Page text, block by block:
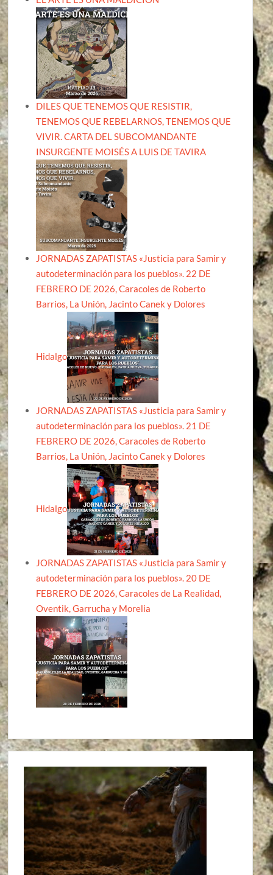
DILES QUE TENEMOS QUE RESISTIR,
TENEMOS QUE REBELARNOS, TENEMOS QUE
VIVIR. CARTA DEL SUBCOMANDANTE
INSURGENTE MOISÉS A LUIS DE TAVIRA
JORNADAS ZAPATISTAS «Justicia para Samir y
autodeterminación para los pueblos». 22 DE
FEBRERO DE 2026, Caracoles de Roberto
Barrios, La Unión, Jacinto Canek y Dolores
Hidalgo
JORNADAS ZAPATISTAS «Justicia para Samir y
autodeterminación para los pueblos». 21 DE
FEBRERO DE 2026, Caracoles de Roberto
Barrios, La Unión, Jacinto Canek y Dolores
Hidalgo
JORNADAS ZAPATISTAS «Justicia para Samir y
autodeterminación para los pueblos». 20 DE
FEBRERO DE 2026, Caracoles de La Realidad,
Oventik, Garrucha y Morelia